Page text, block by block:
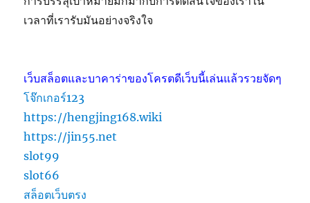
เวลาที่เรารับมันอย่างจริงใจ
เว็บสล็อตและบาคาร่าของโครตดีเว็บนี้เล่นแล้วรวยจัดๆ
โจ๊กเกอร์123
https://hengjing168.wiki
https://jin55.net
slot99
slot66
สล็อตเว็บตรง